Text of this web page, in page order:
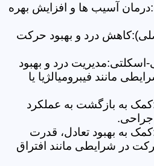
آسیب ها و افزایش بهره
درد و بهبود حرکت
اسکلتی:مدیریت درد و بهبود
مانند فیبرومیالژیا یا
به بازگشت به عملکرد
جراحی.
به بهبود تعادل، قدرت
در شرایطی مانند افتراق